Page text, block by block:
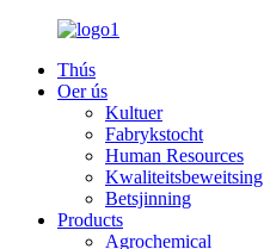
Thús
Oer ús
Kultuer
Fabrykstocht
Human Resources
Kwaliteitsbeweitsing
Betsjinning
Products
Agrochemical